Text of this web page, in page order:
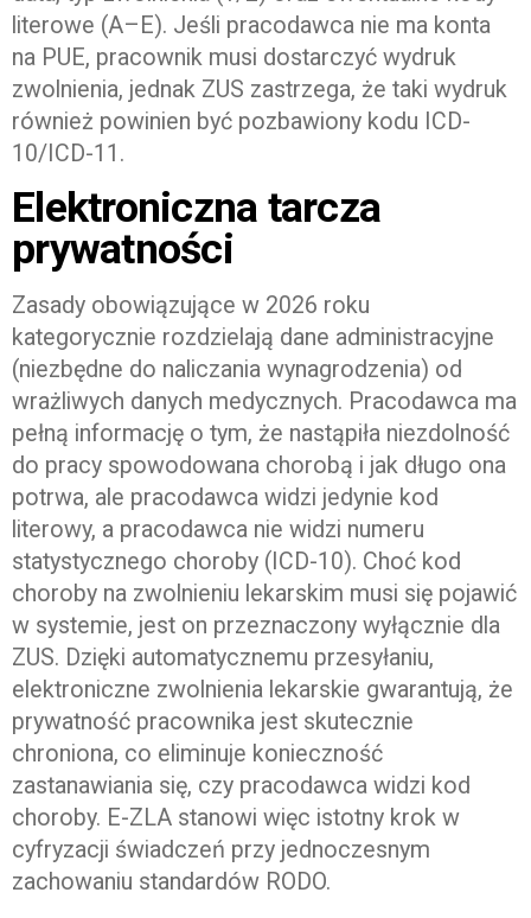
literowe (A–E). Jeśli pracodawca nie ma konta
na PUE, pracownik musi dostarczyć wydruk
zwolnienia, jednak ZUS zastrzega, że taki wydruk
również powinien być pozbawiony kodu ICD-
10/ICD-11.
Elektroniczna tarcza
prywatności
Zasady obowiązujące w 2026 roku
kategorycznie rozdzielają dane administracyjne
(niezbędne do naliczania wynagrodzenia) od
wrażliwych danych medycznych. Pracodawca ma
pełną informację o tym, że nastąpiła niezdolność
do pracy spowodowana chorobą i jak długo ona
potrwa, ale pracodawca widzi jedynie kod
literowy, a pracodawca nie widzi numeru
statystycznego choroby (ICD-10). Choć kod
choroby na zwolnieniu lekarskim musi się pojawić
w systemie, jest on przeznaczony wyłącznie dla
ZUS. Dzięki automatycznemu przesyłaniu,
elektroniczne zwolnienia lekarskie gwarantują, że
prywatność pracownika jest skutecznie
chroniona, co eliminuje konieczność
zastanawiania się, czy pracodawca widzi kod
choroby. E-ZLA stanowi więc istotny krok w
cyfryzacji świadczeń przy jednoczesnym
zachowaniu standardów RODO.